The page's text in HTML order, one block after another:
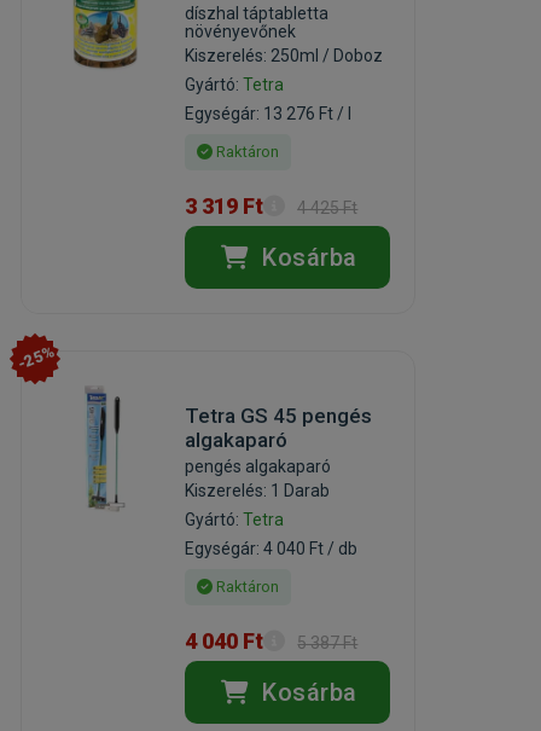
díszhal táptabletta
növényevőnek
Kiszerelés: 250ml / Doboz
Gyártó:Tetra
Egységár: 13 276 Ft / l
Raktáron
3 319 Ft 4 425 Ft
Kosárba
-25%
Tetra GS 45 pengés
algakaparó
pengés algakaparó
Kiszerelés: 1 Darab
Gyártó:Tetra
Egységár: 4 040 Ft / db
Raktáron
4 040 Ft 5 387 Ft
Kosárba